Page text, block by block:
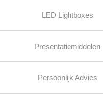
LED Lightboxes
Presentatiemiddelen
Persoonlijk Advies